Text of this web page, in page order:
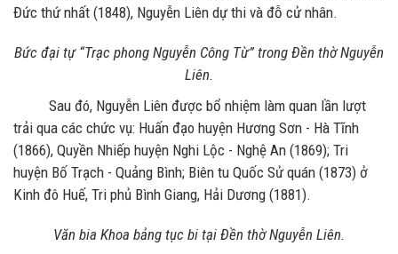
Đức thứ nhất (1848), Nguyễn Liên dự thi và đỗ cử nhân.
Bức đại tự “Trạc phong Nguyễn Công Từ” trong Đền thờ Nguyễn
Liên.
Sau đó, Nguyễn Liên được bổ nhiệm làm quan lần lượt
trải qua các chức vụ: Huấn đạo huyện Hương Sơn - Hà Tĩnh
(1866), Quyền Nhiếp huyện Nghi Lộc - Nghệ An (1869); Tri
huyện Bố Trạch - Quảng Bình; Biên tu Quốc Sử quán (1873) ở
Kinh đô Huế, Tri phủ Bình Giang, Hải Dương (1881).
Văn bia Khoa bảng tục bi tại Đền thờ Nguyễn Liên.